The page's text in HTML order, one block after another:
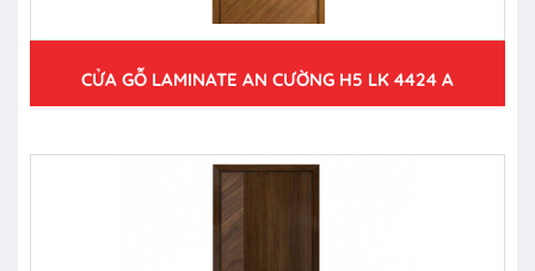
CỬA GỖ LAMINATE AN CƯỜNG H5 LK 4424 A